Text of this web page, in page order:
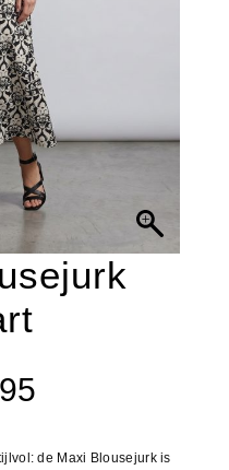
de Maxi Blousejurk is